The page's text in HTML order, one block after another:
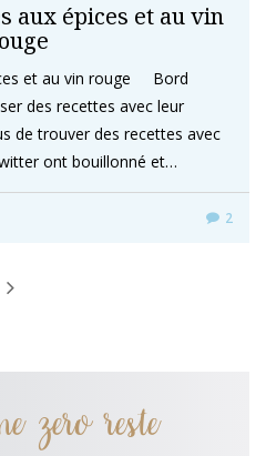
aux épices et au vin
et au vin rouge Bord
des recettes avec leur
de trouver des recettes avec
ont bouillonné et…
2
zero reste